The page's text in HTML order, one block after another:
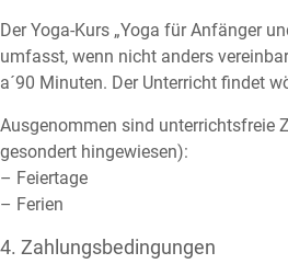
Der Yoga-Kurs „Yoga für Anfänger
umfasst, wenn nicht anders
a´90 Minuten. Der Unterricht findet
Ausgenommen sind unterrichtsfreie
gesondert hingewiesen):
– Feiertage
– Ferien
4. Zahlungsbedingungen